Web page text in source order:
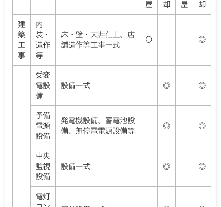
屋
却
屋
却
建
築
工
事
内
装・
造作
等
床・壁・天井仕上、店
舗造作等工事一式
〇 ◎
受変
電設
備
設備一式 ◎ ◎
予備
電源
設備
発電機設備、蓄電池設
備、無停電電源設備等
◎ ◎
中央
監視
設備
設備一式 ◎ ◎
電灯